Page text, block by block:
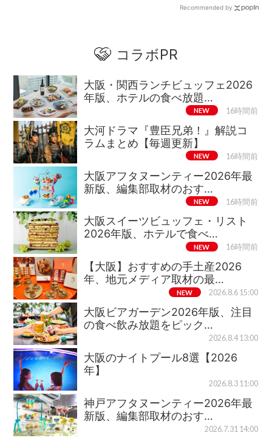
Recommended by
コラボPR
大阪・関西ランチビュッフェ2026
年版、ホテルの食べ放題…
NEW 16時間前
大河ドラマ『豊臣兄弟！』解説コ
ラムまとめ【毎週更新】
NEW 16時間前
大阪アフタヌーンティー2026年最
新版、編集部取材のおす…
NEW 16時間前
大阪スイーツビュッフェ・リスト
2026年版、ホテルで食べ…
NEW 16時間前
【大阪】おすすめの手土産2026
年、地元メディア取材の最…
NEW 2026.8.6 15:00
大阪ビアガーデン2026年版、注目
の食べ飲み放題をピック…
2026.8.4 13:00
大阪のナイトプール8選【2026
年】
2026.8.3 11:00
神戸アフタヌーンティー2026年最
新版、編集部取材のおす…
2026.7.31 14:00